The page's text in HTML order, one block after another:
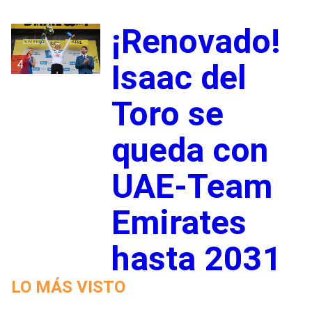
4
¡Renovado!
Isaac del
Toro se
queda con
UAE-Team
Emirates
hasta 2031
LO MÁS VISTO